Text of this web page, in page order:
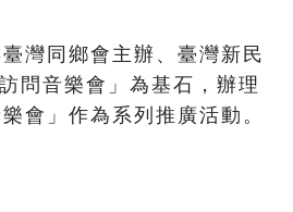
灣同鄉會主辦、臺灣新民
問音樂會」為基石，辦理
會」作為系列推廣活動。